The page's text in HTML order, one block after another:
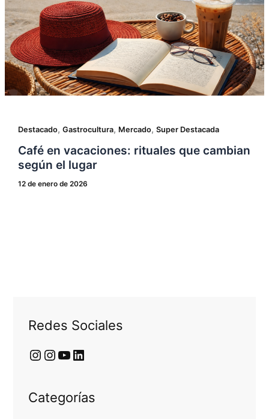
Destacado, Gastrocultura, Mercado, Super Destacada
Café en vacaciones: rituales que cambian
según el lugar
12 de enero de 2026
Redes Sociales
Categorías